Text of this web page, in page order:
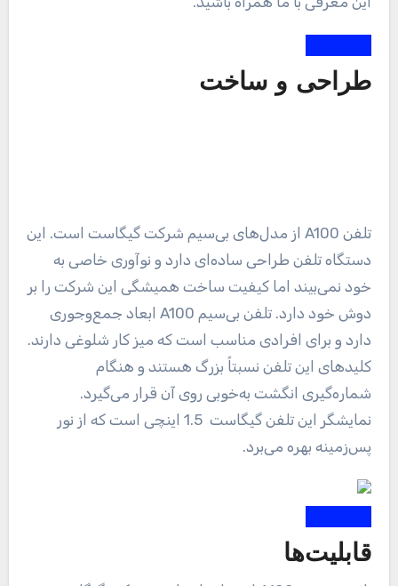
طراحی و ساخت
تلفن A100 از مدل‌های بی‌سیم شرکت گیگاست است. این
دستگاه تلفن طراحی ساده‌ای دارد و نوآوری خاصی به
خود نمی‌بیند اما کیفیت ساخت همیشگی این شرکت را بر
دوش خود دارد. تلفن بی‌سیم A100 ابعاد جمع‌وجوری
دارد و برای افرادی مناسب است که میز کار شلوغی دارند.
کلیدهای این تلفن نسبتاً بزرگ هستند و هنگام
شماره‌گیری انگشت به‌خوبی روی آن قرار می‌گیرد.
نمایشگر این تلفن گیگاست 1.5 اینچی است که از نور
پس‌زمینه بهره می‌برد.
قابلیت‌ها